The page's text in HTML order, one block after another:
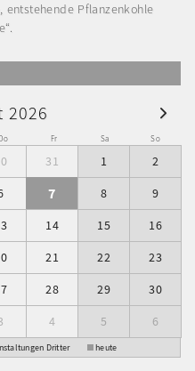
entstehende Pflanzenkohle
2026
Fr Sa So
31 1 2
7 8 9
14 15 16
21 22 23
28 29 30
4 5 6
Dritter heute